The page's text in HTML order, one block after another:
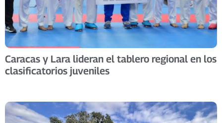
Caracas y Lara lideran el tablero regional en los
clasificatorios juveniles